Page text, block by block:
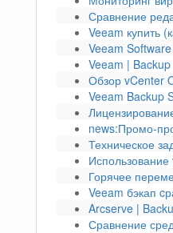
Сравнение
Veeam купить
Veeam
Veeam | Backup
Обзор vCenter
Veeam Backup
news:Промо-
Техническое
Горячее
Veeam бэкап
Arcserve |
Сравнение